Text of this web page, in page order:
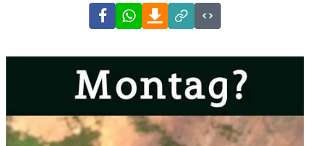
FacebookWhatsAppDownload
Link
Code